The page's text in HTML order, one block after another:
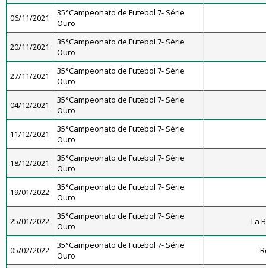
06/11/2021
35°Campeonato de Futebol 7- Série
Ouro
20/11/2021
35°Campeonato de Futebol 7- Série
Ouro
27/11/2021
35°Campeonato de Futebol 7- Série
Ouro
04/12/2021
35°Campeonato de Futebol 7- Série
Ouro
11/12/2021
35°Campeonato de Futebol 7- Série
Ouro
18/12/2021
35°Campeonato de Futebol 7- Série
Ouro
19/01/2022
35°Campeonato de Futebol 7- Série
Ouro
25/01/2022
35°Campeonato de Futebol 7- Série
Ouro
La
05/02/2022
35°Campeonato de Futebol 7- Série
Ouro